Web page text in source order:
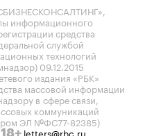
информационного
средства
службой
технологий
09.12.2015
издания «РБК»
массовой информации
в сфере связи,
коммуникаций
ЭЛ №ФС77-82385)
18+ letters@rbc.ru